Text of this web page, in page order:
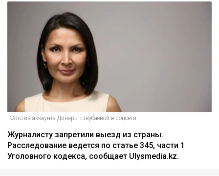
Фото из аккаунта Динары Егеубаевой в соцсети
Журналисту запретили выезд из страны.
Расследование ведется по статье 345, части 1
Уголовного кодекса, сообщает Ulysmedia.kz.